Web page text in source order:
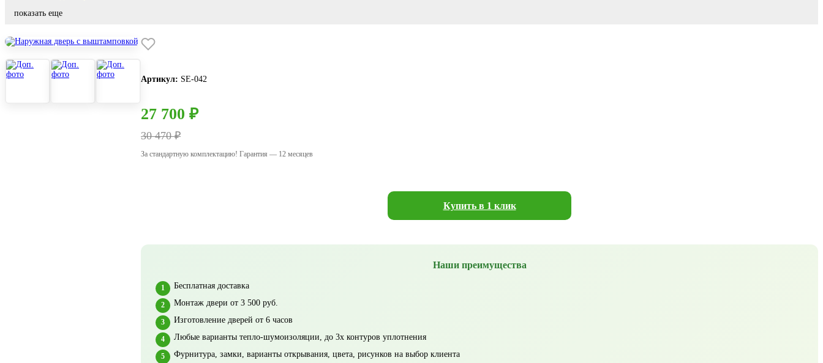
показать еще
Артикул: SE-042
27 700 ₽
30 470 ₽
За стандартную комплектацию! Гарантия — 12 месяцев
Купить в 1 клик
Наши преимущества
Бесплатная доставка
Монтаж двери от 3 500 руб.
Изготовление дверей от 6 часов
Любые варианты тепло-шумоизоляции, до 3х контуров уплотнения
Фурнитура, замки, варианты открывания, цвета, рисунков на выбор клиента